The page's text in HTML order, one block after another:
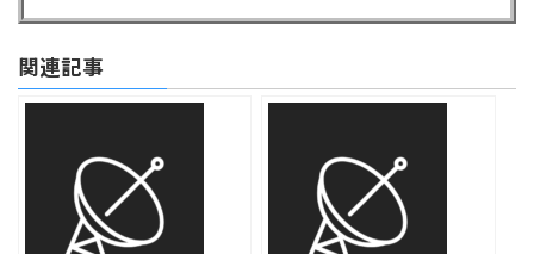
関連記事